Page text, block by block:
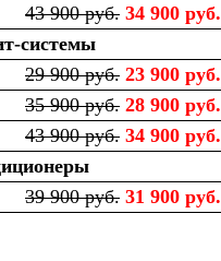
43 900 руб. 34 900 руб.
системы
29 900 руб. 23 900 руб.
35 900 руб. 28 900 руб.
43 900 руб. 34 900 руб.
39 900 руб. 31 900 руб.